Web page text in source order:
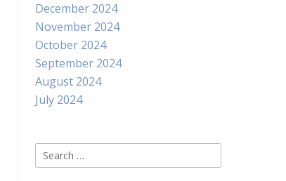
December 2024
November 2024
October 2024
September 2024
August 2024
July 2024
Search
for: